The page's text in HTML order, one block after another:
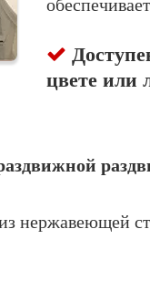

цвете или
нержавеющей